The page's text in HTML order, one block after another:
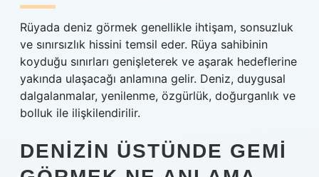
Rüyada deniz görmek genellikle ihtişam, sonsuzluk
ve sınırsızlık hissini temsil eder. Rüya sahibinin
koyduğu sınırları genişleterek ve aşarak hedeflerine
yakında ulaşacağı anlamına gelir. Deniz, duygusal
dalgalanmalar, yenilenme, özgürlük, doğurganlık ve
bolluk ile ilişkilendirilir.
DENIZIN ÜSTÜNDE GEMI